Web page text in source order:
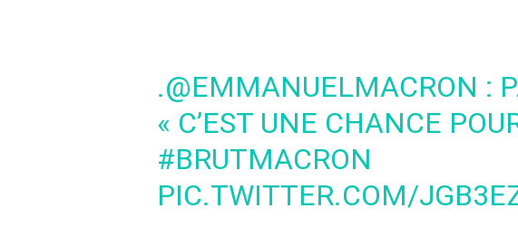
.@EMMANUELMACRON :
« C’EST UNE CHANCE
#BRUTMACRON
PIC.TWITTER.COM/